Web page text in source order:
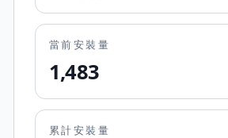
當前安裝量
1,483
累計安裝量